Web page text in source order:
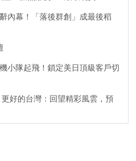
內幕！「落後群創」成最後稻
小隊起飛！鎖定美日頂級客戶切
好的台灣：回望精彩風雲，預